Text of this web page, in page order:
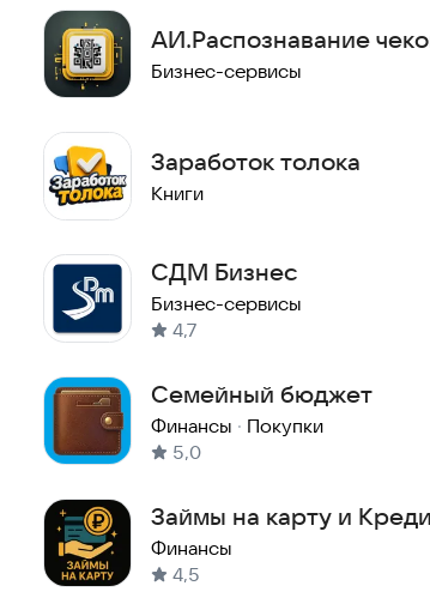
АИ.Распознавание
Бизнес-сервисы
Заработок толока
Книги
СДМ Бизнес
Бизнес-сервисы
4,7
Семейный бюджет
Финансы · Покупки
5,0
Займы на карту и
Финансы
4,5